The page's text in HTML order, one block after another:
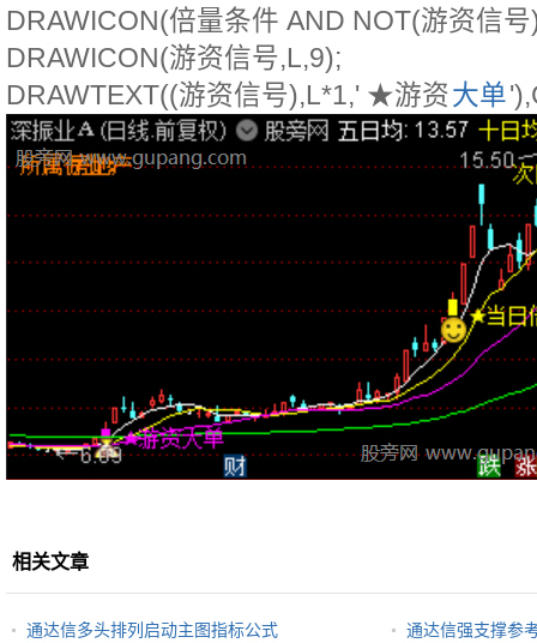
DRAWICON(倍量条件 AND NOT(游资信
DRAWICON(游资信号,L,9);
DRAWTEXT((游资信号),L*1,' ★游资大单
相关文章
通达信多头排列启动主图指标公式
通达信强支撑参